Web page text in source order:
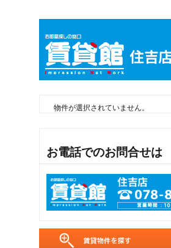
物件が選択されていません。
お電話でのお問合せは